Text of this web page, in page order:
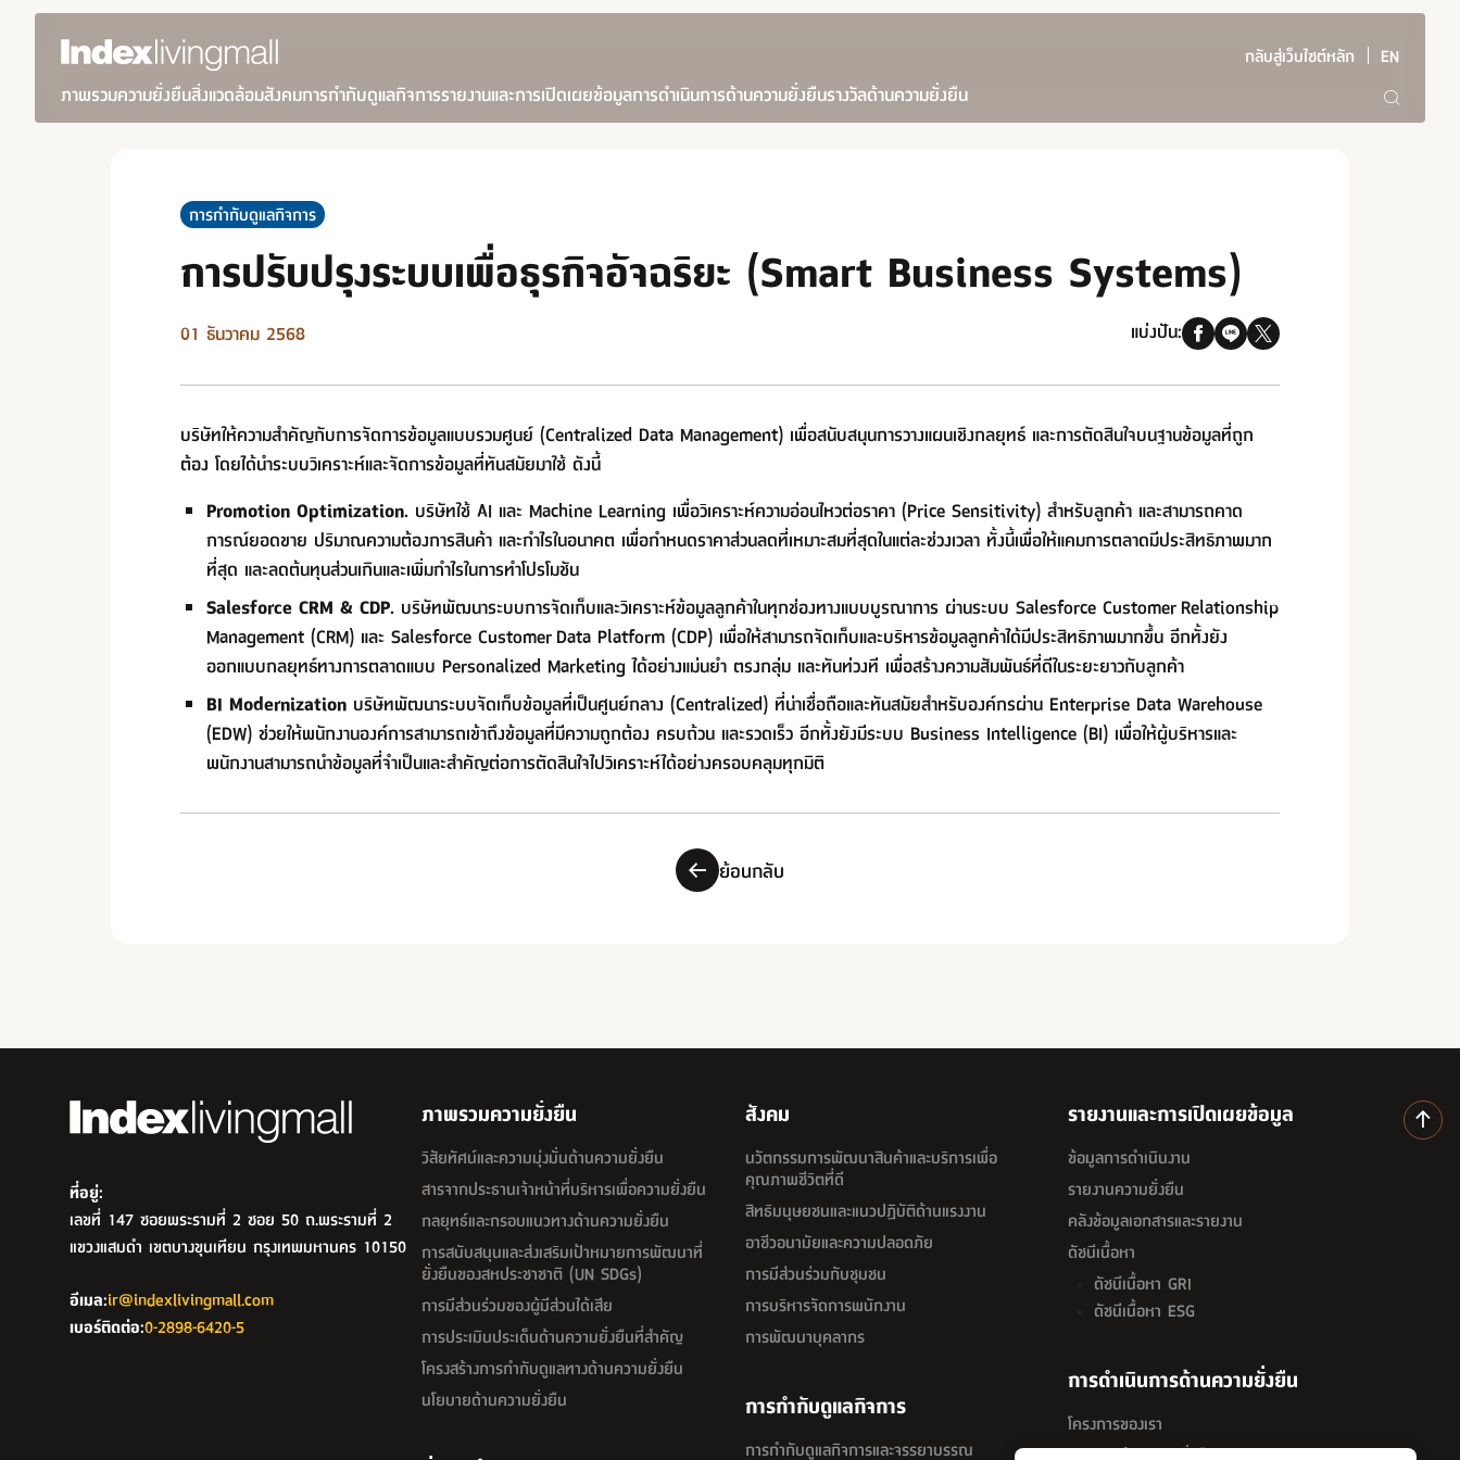
กลับสู่เว็บไซต์หลัก EN
ภาพรวมความยั่งยืนสิ่งแวดล้อมสังคมการกำกับดูแลกิจการรายงานและการเปิดเผยข้อมูลการดำเนินการด้านความยั่งยืนรางวัลด้านความยั่งยืน
การกำกับดูแลกิจการ
การปรับปรุงระบบเพื่อธุรกิจอัจฉริยะ (Smart Business Systems)
01 ธันวาคม 2568 แบ่งปัน:
บริษัทให้ความสำคัญกับการจัดการข้อมูลแบบรวมศูนย์ (Centralized Data Management) เพื่อสนับสนุนการวางแผนเชิงกลยุทธ์ และการตัดสินใจบนฐานข้อมูลที่ถูก
ต้อง โดยได้นำระบบวิเคราะห์และจัดการข้อมูลที่ทันสมัยมาใช้ ดังนี้
Promotion Optimization. บริษัทใช้ AI และ Machine Learning เพื่อวิเคราะห์ความอ่อนไหวต่อราคา (Price Sensitivity) สำหรับลูกค้า และสามารถคาด
การณ์ยอดขาย ปริมาณความต้องการสินค้า และกำไรในอนาคต เพื่อกำหนดราคาส่วนลดที่เหมาะสมที่สุดในแต่ละช่วงเวลา ทั้งนี้เพื่อให้แคมการตลาดมีประสิทธิภาพมาก
ที่สุด และลดต้นทุนส่วนเกินและเพิ่มกำไรในการทำโปรโมชัน
Salesforce CRM & CDP. บริษัทพัฒนาระบบการจัดเก็บและวิเคราะห์ข้อมูลลูกค้าในทุกช่องทางแบบบูรณาการ ผ่านระบบ Salesforce Customer Relationship
Management (CRM) และ Salesforce Customer Data Platform (CDP) เพื่อให้สามารถจัดเก็บและบริหารข้อมูลลูกค้าได้มีประสิทธิภาพมากขึ้น อีกทั้งยัง
ออกแบบกลยุทธ์ทางการตลาดแบบ Personalized Marketing ได้อย่างแม่นยำ ตรงกลุ่ม และทันท่วงที เพื่อสร้างความสัมพันธ์ที่ดีในระยะยาวกับลูกค้า
BI Modernization บริษัทพัฒนาระบบจัดเก็บข้อมูลที่เป็นศูนย์กลาง (Centralized) ที่น่าเชื่อถือและทันสมัยสำหรับองค์กรผ่าน Enterprise Data Warehouse
(EDW) ช่วยให้พนักงานองค์การสามารถเข้าถึงข้อมูลที่มีความถูกต้อง ครบถ้วน และรวดเร็ว อีกทั้งยังมีระบบ Business Intelligence (BI) เพื่อให้ผู้บริหารและ
พนักงานสามารถนำข้อมูลที่จำเป็นและสำคัญต่อการตัดสินใจไปวิเคราะห์ได้อย่างครอบคลุมทุกมิติ
ย้อนกลับ
ที่อยู่:
เลขที่ 147 ซอยพระรามที่ 2 ซอย 50 ถ.พระรามที่ 2
แขวงแสมดำ เขตบางขุนเทียน กรุงเทพมหานคร 10150
อีเมล:ir@indexlivingmall.com
เบอร์ติดต่อ:0-2898-6420-5
ภาพรวมความยั่งยืน
วิสัยทัศน์และความมุ่งมั่นด้านความยั่งยืน
สารจากประธานเจ้าหน้าที่บริหารเพื่อความยั่งยืน
กลยุทธ์และกรอบแนวทางด้านความยั่งยืน
การสนับสนุนและส่งเสริมเป้าหมายการพัฒนาที่
ยั่งยืนของสหประชาชาติ (UN SDGs)
การมีส่วนร่วมของผู้มีส่วนได้เสีย
การประเมินประเด็นด้านความยั่งยืนที่สำคัญ
โครงสร้างการกำกับดูแลทางด้านความยั่งยืน
นโยบายด้านความยั่งยืน
สังคม
นวัตกรรมการพัฒนาสินค้าและบริการเพื่อ
คุณภาพชีวิตที่ดี
สิทธิมนุษยชนและแนวปฏิบัติด้านแรงงาน
อาชีวอนามัยและความปลอดภัย
การมีส่วนร่วมกับชุมชน
การบริหารจัดการพนักงาน
การพัฒนาบุคลากร
การกำกับดูแลกิจการ
การกำกับดูแลกิจการและจรรยาบรรณ
รายงานและการเปิดเผยข้อมูล
ข้อมูลการดำเนินงาน
รายงานความยั่งยืน
คลังข้อมูลเอกสารและรายงาน
ดัชนีเนื้อหา
ดัชนีเนื้อหา GRI
ดัชนีเนื้อหา ESG
การดำเนินการด้านความยั่งยืน
โครงการของเรา